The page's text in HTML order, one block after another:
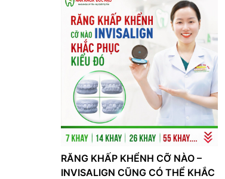
RĂNG KHẤP KHỂNH CỠ NÀO –
INVISALIGN CŨNG CÓ THỂ KHẮC